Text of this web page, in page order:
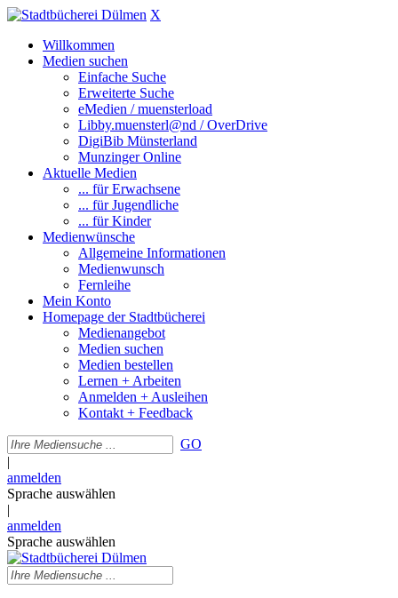
X
Willkommen
Medien suchen
Einfache Suche
Erweiterte Suche
eMedien / muensterload
Libby.muensterl@nd / OverDrive
DigiBib Münsterland
Munzinger Online
Aktuelle Medien
... für Erwachsene
... für Jugendliche
... für Kinder
Medienwünsche
Allgemeine Informationen
Medienwunsch
Fernleihe
Mein Konto
Homepage der Stadtbücherei
Medienangebot
Medien suchen
Medien bestellen
Lernen + Arbeiten
Anmelden + Ausleihen
Kontakt + Feedback
GO
|
anmelden
Sprache auswählen
|
anmelden
Sprache auswählen